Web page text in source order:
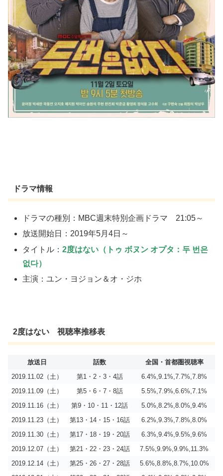
ドラマ情報
ドラマの種別：MBC週末特別企画ドラマ 21:05～
放送開始日：2019年5月4日～
タイトル：2度はない（トゥ ボヌン オプタ：두 번은
없다）
主演：ユン・ヨジョン＆オ・ジホ
2度はない 視聴率推移表
放送日 話数
全国・首都圏視聴率
2019.11.02（土）
第1・2・3・4話
6.4%,9.1%,7.7%,7.8%
2019.11.09（土）
第5・6・7・8話
5.5%,7.9%,6.6%,7.1%
2019.11.16（土）
第9・10・11・12話
5.0%,8.2%,8.0%,9.4%
2019.11.23（土）
第13・14・15・16話
6.2%,9.3%,7.8%,8.0%
2019.11.30（土）
第17・18・19・20話
6.3%,9.4%,9.5%,9.6%
2019.12.07（土）
第21・22・23・24話
7.5%,9.9%,9.9%,11.3%
2019.12.14（土）
第25・26・27・28話
5.6%,8.8%,8.7%,10.0%